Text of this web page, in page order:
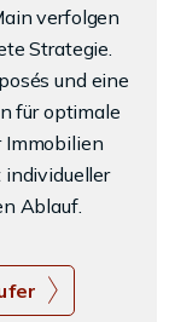
verfolgen
Strategie.
und eine
für optimale
Immobilien
Ablauf.